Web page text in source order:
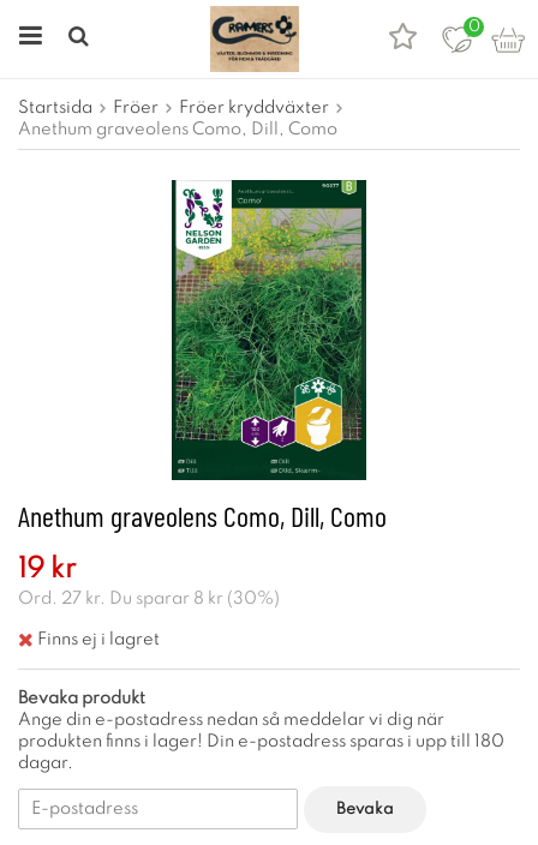
0
Startsida Fröer
Fröer kryddväxter
Anethum graveolens Como, Dill, Como
Anethum graveolens Como, Dill, Como
19 kr
Ord. 27 kr. Du sparar 8 kr ( 30%)
Finns ej i lagret
Bevaka produkt
Ange din e-postadress nedan så meddelar vi dig när
produkten finns i lager! Din e-postadress sparas i upp till 180
dagar.
Bevaka